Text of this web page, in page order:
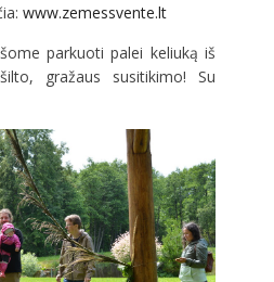
www.zemessvente.lt
parkuoti palei keliuką iš
gražaus susitikimo! Su